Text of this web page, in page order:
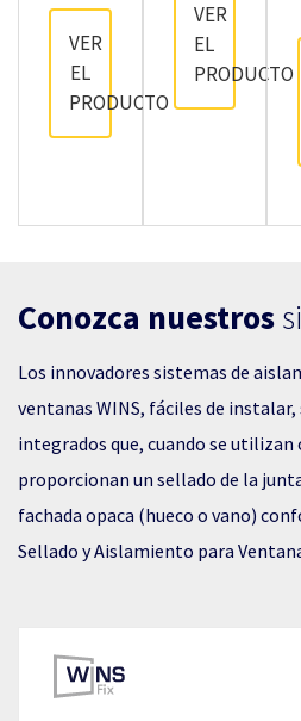
VER
EL
PRODUCTO
VER
EL
PRODUCTO
Conozca nuestros
Los innovadores sistemas de
ventanas WINS, fáciles de
integrados que, cuando se utilizan
proporcionan un sellado de la
fachada opaca (hueco o vano)
Sellado y Aislamiento para